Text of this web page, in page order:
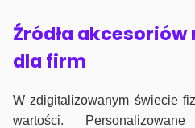
Źródła
dla firm
W zdigitalizowanym świecie
wartości.